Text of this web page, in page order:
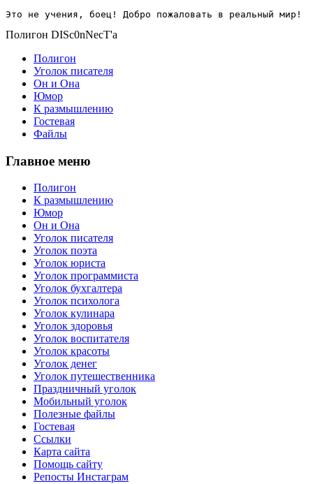
Это не учения, боец! Добро пожаловать в реальный мир!
Полигон DISc0nNecT'a
Полигон
Уголок писателя
Он и Она
Юмор
К размышлению
Гостевая
Файлы
Главное меню
Полигон
К размышлению
Юмор
Он и Она
Уголок писателя
Уголок поэта
Уголок юриста
Уголок программиста
Уголок бухгалтера
Уголок психолога
Уголок кулинара
Уголок здоровья
Уголок воспитателя
Уголок красоты
Уголок денег
Уголок путешественника
Праздничный уголок
Мобильный уголок
Полезные файлы
Гостевая
Ссылки
Карта сайта
Помощь сайту
Репосты Инстаграм